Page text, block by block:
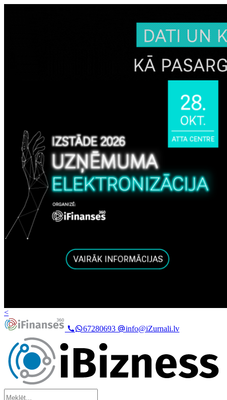
<
67280693
info@iZurnali.lv